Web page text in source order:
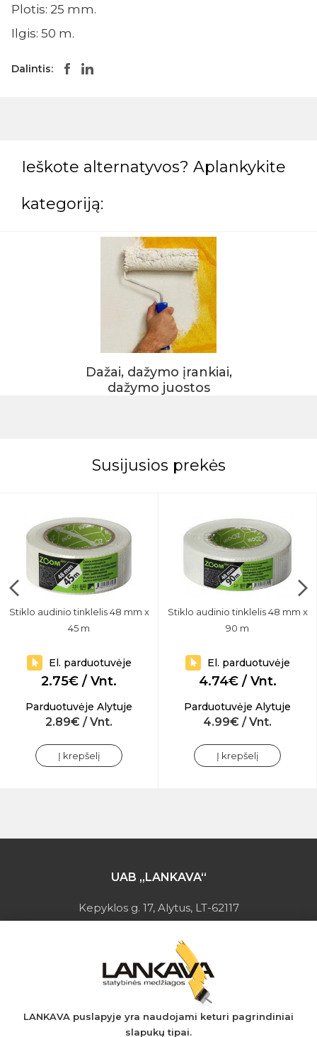
Plotis: 25 mm.
Ilgis: 50 m.
Dalintis:
Ieškote alternatyvos? Aplankykite
kategoriją:
Dažai, dažymo įrankiai,
dažymo juostos
Susijusios prekės
Stiklo audinio tinklelis 48 mm x
45 m
El. parduotuvėje
2.75€ / Vnt.
Parduotuvėje Alytuje
2.89€ / Vnt.
Į krepšelį
Stiklo audinio tinklelis 48 mm x
90 m
El. parduotuvėje
4.74€ / Vnt.
Parduotuvėje Alytuje
4.99€ / Vnt.
Į krepšelį
UAB „LANKAVA“
Kepyklos g. 17, Alytus, LT-62117
Įmonės kodas: 149728275
PVM mokėtojo kodas: LT497282716
A.s.: LT037044060001923651
AB SEB bankas
+370 610 42 222
LANKAVA puslapyje yra naudojami keturi pagrindiniai
slapukų tipai.